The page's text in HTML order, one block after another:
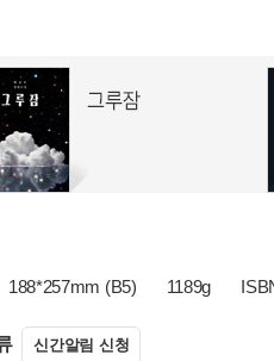
188*257mm (B5) 1189g
신간알림 신청